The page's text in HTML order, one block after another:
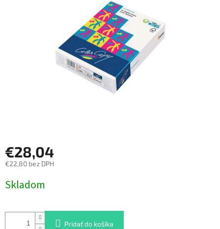
€28,04
€22,80 bez DPH
cena:
Skladom
Pridať do košíka